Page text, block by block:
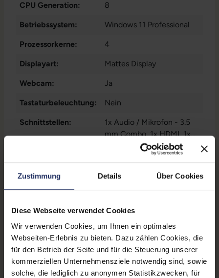
Zustimmung Details Über Cookies
Diese Webseite verwendet Cookies
Wir verwenden Cookies, um Ihnen ein optimales
Webseiten-Erlebnis zu bieten. Dazu zählen Cookies, die
für den Betrieb der Seite und für die Steuerung unserer
kommerziellen Unternehmensziele notwendig sind, sowie
solche, die lediglich zu anonymen Statistikzwecken, für
CPU Generation: 8
Betriebssystem: Windows 11 Professional
Prozessorkerne: 4
Displayart: Mattes Display
Webcam: Ja
Tastaturbeleuchtung: Nein
Schnittstellen:
1x Audio / Mikrofon - 3.5
mm Combo, 1x HDMI, 1x
LAN RJ-45, 1x USB 3 Typ
, 2x USB 3
Mehr anzeigen
Displaygröße: 15,6 Zoll
Tastaturlayout:
Deutsch (QWERTZ) mit
Ziffernblock
Onboard-Grafik: Intel® UHD Graphics 620
Fingerprintreader: Nein